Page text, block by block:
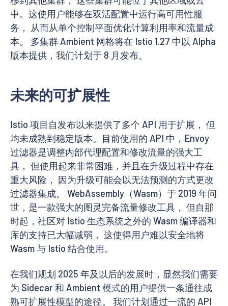
中。这使用户能够在双活配置中运行高可用性服
务， 从而从单个控制平面优化计算利用率和流量成
本。 多集群 Ambient 网格将在 Istio 1.27 中以 Alpha
版本提供，我们计划于 8 月发布。
未来的可扩展性
Istio 项目自发布以来提供了多个 API 用于扩展， 但
均未成熟到稳定版本。目前使用的 API 中，Envoy
过滤器是调整内部代理配置和修改流量的强大工
具， 但使用起来非常困难，并且在升级过程中存在
重大风险， 因为升级可能会以无法预测的方式更改
过滤器集成。 WebAssembly（Wasm）于 2019 年问
世，是一款强大的图灵完备流量修改工具， 但自那
时起，社区对 Istio 生态系统之外的 Wasm 编译器和
库的支持已大幅减弱， 这使得用户难以安全地将
Wasm 与 Istio 结合使用。
在我们规划 2025 年及以后的发展时，显然我们需要
为 Sidecar 和 Ambient 模式的用户提供一条通往成
熟可扩展性模型的途径。 我们计划通过一流的 API